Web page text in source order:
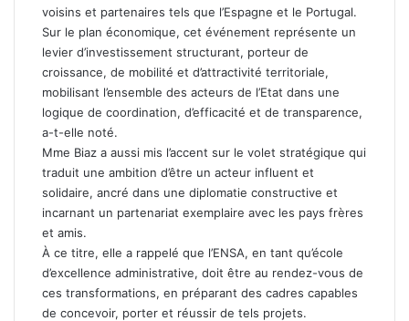
voisins et partenaires tels que l’Espagne et le Portugal.
Sur le plan économique, cet événement représente un
levier d’investissement structurant, porteur de
croissance, de mobilité et d’attractivité territoriale,
mobilisant l’ensemble des acteurs de l’Etat dans une
logique de coordination, d’efficacité et de transparence,
a-t-elle noté.
Mme Biaz a aussi mis l’accent sur le volet stratégique qui
traduit une ambition d’être un acteur influent et
solidaire, ancré dans une diplomatie constructive et
incarnant un partenariat exemplaire avec les pays frères
et amis.
À ce titre, elle a rappelé que l’ENSA, en tant qu’école
d’excellence administrative, doit être au rendez-vous de
ces transformations, en préparant des cadres capables
de concevoir, porter et réussir de tels projets.